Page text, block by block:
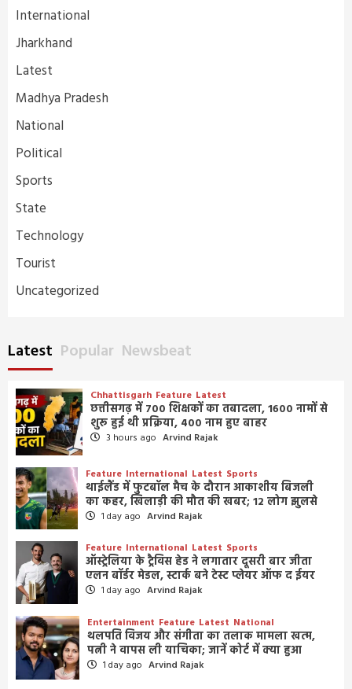
International
Jharkhand
Latest
Madhya Pradesh
National
Political
Sports
State
Technology
Tourist
Uncategorized
Latest Popular Newsbeat
Chhattisgarh Feature Latest
छत्तीसगढ़ में 700 शिक्षकों का तबादला, 1600 नामों से
शुरू हुई थी प्रक्रिया, 400 नाम हुए बाहर
3 hours ago Arvind Rajak
Feature International Latest Sports
थाईलैंड में फुटबॉल मैच के दौरान आकाशीय बिजली
का कहर, खिलाड़ी की मौत की खबर; 12 लोग झुलसे
1 day ago Arvind Rajak
Feature International Latest Sports
ऑस्ट्रेलिया के ट्रैविस हेड ने लगातार दूसरी बार जीता
एलन बॉर्डर मेडल, स्टार्क बने टेस्ट प्लेयर ऑफ द ईयर
1 day ago Arvind Rajak
Entertainment Feature Latest National
थलपति विजय और संगीता का तलाक मामला खत्म,
पत्नी ने वापस ली याचिका; जानें कोर्ट में क्या हुआ
1 day ago Arvind Rajak